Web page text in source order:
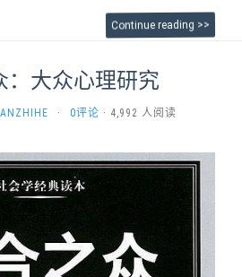
Continue reading >>
：大众心理研究
ANZHIHE · 0评论 · 4,992 人阅读